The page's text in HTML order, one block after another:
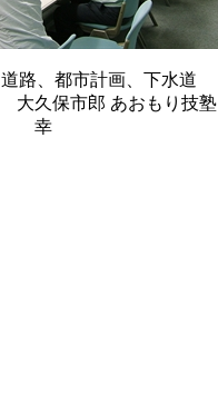
路、都市計画、下水道
保市郎 あおもり技塾
幸